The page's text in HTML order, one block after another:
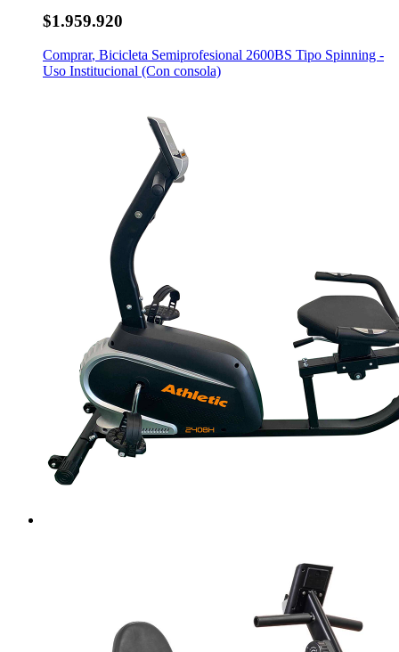
$1.959.920
Comprar, Bicicleta Semiprofesional 2600BS Tipo Spinning -
Uso Institucional (Con consola)